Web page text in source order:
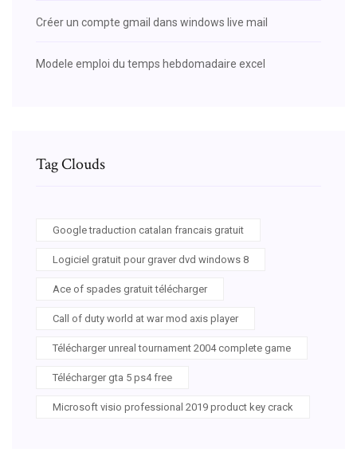
Créer un compte gmail dans windows live mail
Modele emploi du temps hebdomadaire excel
Tag Clouds
Google traduction catalan francais gratuit
Logiciel gratuit pour graver dvd windows 8
Ace of spades gratuit télécharger
Call of duty world at war mod axis player
Télécharger unreal tournament 2004 complete game
Télécharger gta 5 ps4 free
Microsoft visio professional 2019 product key crack